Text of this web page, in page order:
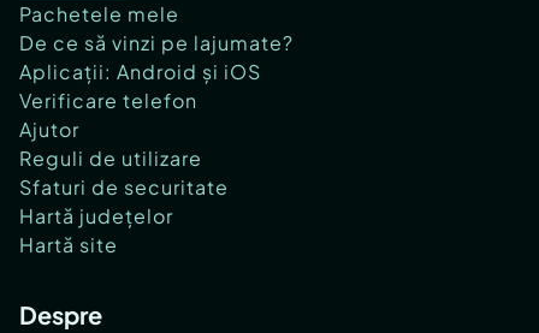
Pachetele mele
De ce să vinzi pe lajumate?
Aplicații: Android și iOS
Verificare telefon
Ajutor
Reguli de utilizare
Sfaturi de securitate
Hartă județelor
Hartă site
Despre